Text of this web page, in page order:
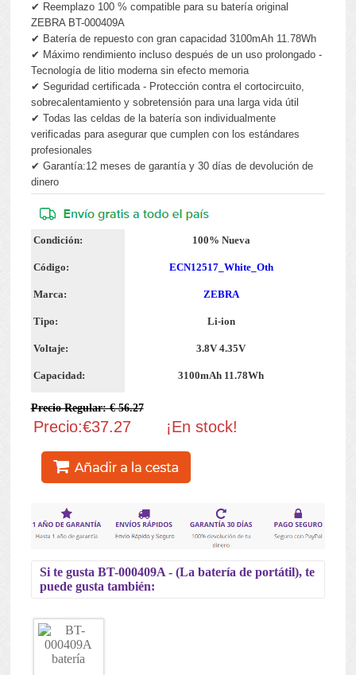
✔ Reemplazo 100 % compatible para su batería original
ZEBRA BT-000409A
✔ Batería de repuesto con gran capacidad 3100mAh 11.78Wh
✔ Máximo rendimiento incluso después de un uso prolongado -
Tecnología de litio moderna sin efecto memoria
✔ Seguridad certificada - Protección contra el cortocircuito,
sobrecalentamiento y sobretensión para una larga vida útil
✔ Todas las celdas de la batería son individualmente
verificadas para asegurar que cumplen con los estándares
profesionales
✔ Garantía:12 meses de garantía y 30 días de devolución de
dinero
Condición: 100% Nueva
Código: ECN12517_White_Oth
Marca: ZEBRA
Tipo: Li-ion
Voltaje: 3.8V 4.35V
Capacidad: 3100mAh 11.78Wh
Precio Regular: € 56.27
Precio:€37.27 ¡En stock!
Si te gusta BT-000409A - (La batería de portátil), te
puede gusta también: